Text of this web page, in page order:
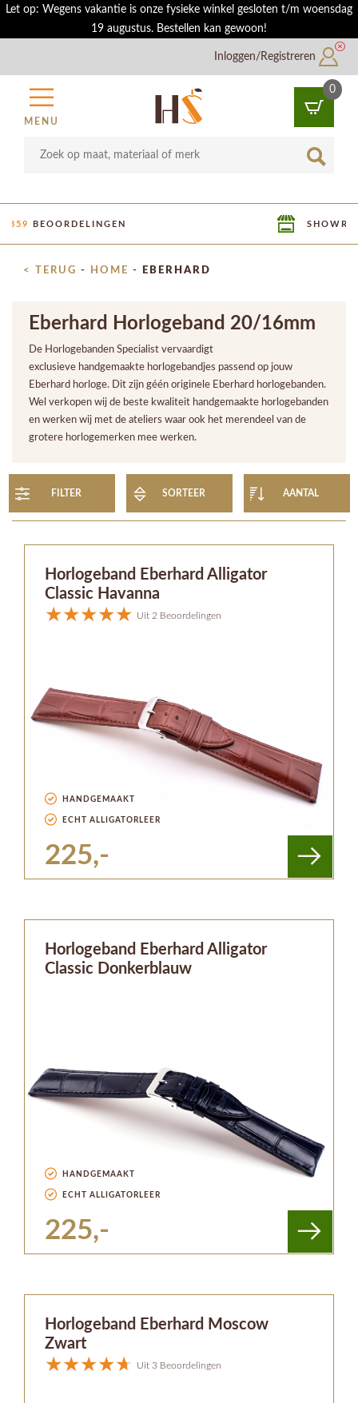
Let op: Wegens vakantie is onze fysieke winkel gesloten t/m woensdag
19 augustus. Bestellen kan gewoon!
Inloggen/Registreren
MENU
0
SHOWROOM IN UTRECHT
< TERUG - HOME - EBERHARD
Eberhard Horlogeband 20/16mm
De Horlogebanden Specialist vervaardigt
exclusieve handgemaakte horlogebandjes passend op jouw
Eberhard horloge. Dit zijn géén originele Eberhard horlogebanden.
Wel verkopen wij de beste kwaliteit handgemaakte horlogebanden
en werken wij met de ateliers waar ook het merendeel van de
grotere horlogemerken mee werken.
FILTER SORTEER AANTAL
Horlogeband Eberhard Alligator
Classic Havanna
Uit 2 Beoordelingen
HANDGEMAAKT
ECHT ALLIGATORLEER
225,-
Horlogeband Eberhard Alligator
Classic Donkerblauw
HANDGEMAAKT
ECHT ALLIGATORLEER
225,-
Horlogeband Eberhard Moscow
Zwart
Uit 3 Beoordelingen